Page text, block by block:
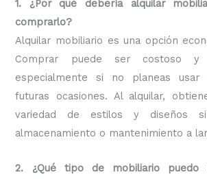
1. ¿Por qué debería alquilar
comprarlo?
Alquilar mobiliario es una opción
Comprar puede ser costoso y
especialmente si no planeas usar
futuras ocasiones. Al alquilar,
variedad de estilos y diseños
almacenamiento o mantenimiento a
2. ¿Qué tipo de mobiliario puedo